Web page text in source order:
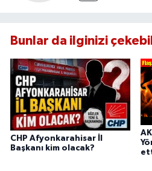
Bunlar da ilginizi
CHP Afyonkarahisar İl
Başkanı kim olacak?